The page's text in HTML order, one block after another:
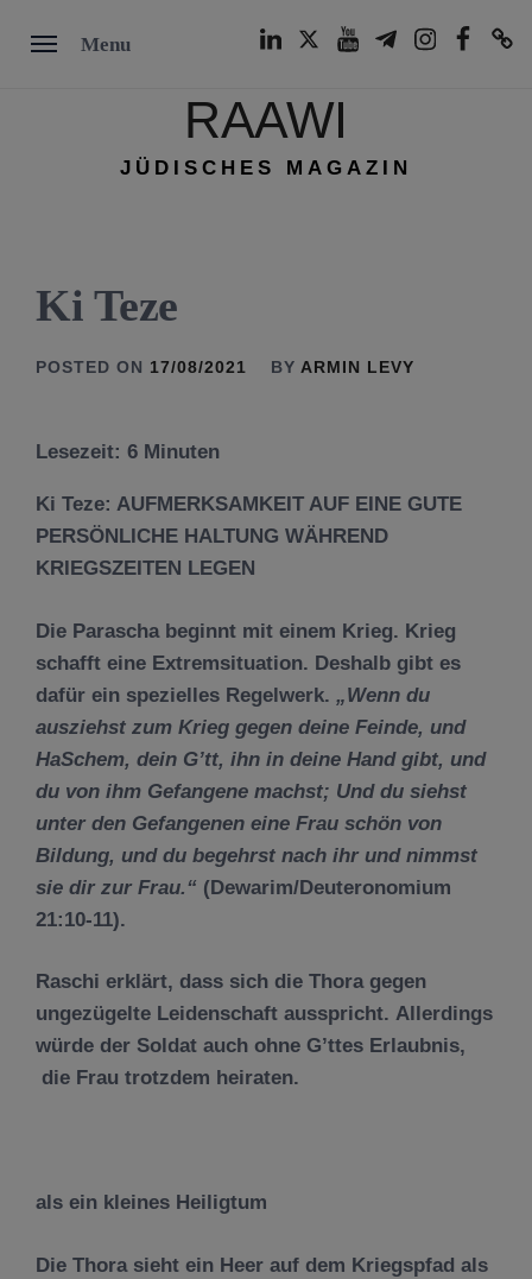
Menu
RAAWI
JÜDISCHES MAGAZIN
Ki Teze
POSTED ON 17/08/2021 BY ARMIN LEVY
Lesezeit: 6 Minuten
Ki Teze: AUFMERKSAMKEIT AUF EINE GUTE
PERSÖNLICHE HALTUNG WÄHREND
KRIEGSZEITEN LEGEN
Die Parascha beginnt mit einem Krieg. Krieg
schafft eine Extremsituation. Deshalb gibt es
dafür ein spezielles Regelwerk. „Wenn du
ausziehst zum Krieg gegen deine Feinde, und
HaSchem, dein G’tt, ihn in deine Hand gibt, und
du von ihm Gefangene machst; Und du siehst
unter den Gefangenen eine Frau schön von
Bildung, und du begehrst nach ihr und nimmst
sie dir zur Frau.“ (Dewarim/Deuteronomium
21:10-11).
Raschi erklärt, dass sich die Thora gegen
ungezügelte Leidenschaft ausspricht. Allerdings
würde der Soldat auch ohne G’ttes Erlaubnis,
die Frau trotzdem heiraten.
als ein kleines Heiligtum
Die Thora sieht ein Heer auf dem Kriegspfad als